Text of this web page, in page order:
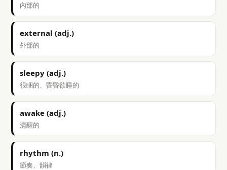
內部的
external (adj.)
外部的
sleepy (adj.)
很睏的、昏昏欲睡的
awake (adj.)
清醒的
rhythm (n.)
節奏、韻律